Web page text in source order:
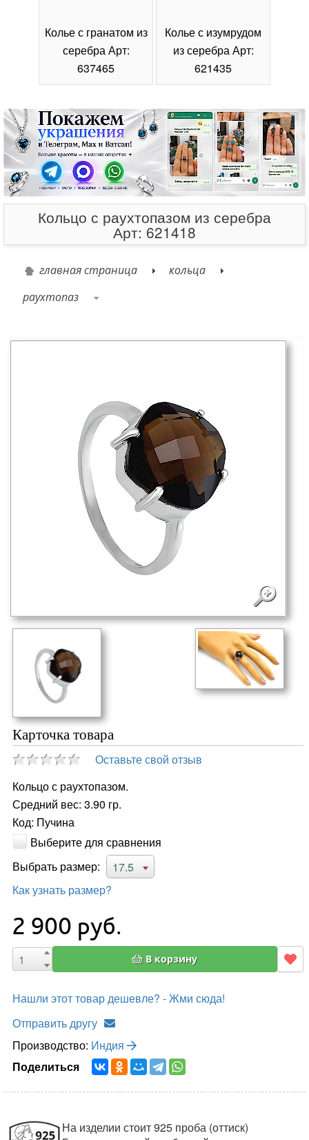
Колье с гранатом из
серебра Арт:
637465
Колье с изумрудом
из серебра Арт:
621435
Кольцо с раухтопазом из серебра
Арт: 621418
главная страница
кольца
раухтопаз
Карточка товара
Оставьте свой отзыв
Кольцо с раухтопазом.
Средний вес: 3.90 гр.
Код: Пучина
Выберите для сравнения
Выбрать размер:
17.5
Как узнать размер?
2 900 руб.
В корзину
Нашли этот товар дешевле? - Жми сюда!
Отправить другу
Производство: Индия
Поделиться
На изделии стоит 925 проба (оттиск)